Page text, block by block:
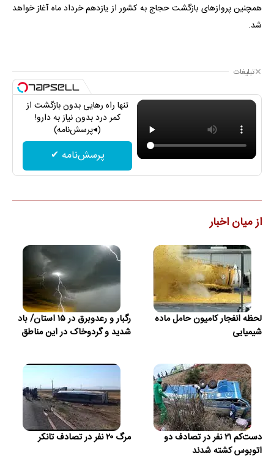
همچنین پروازهای بازگشت حجاج به کشور از یازدهم خرداد ماه آغاز خواهد
شد.
تبلیغات
تنها راه رهایی بدون بازگشت از
کمر درد بدون نیاز به دارو!
(◂پرسش‌نامه)
پرسش‌نامه ✔
از میان اخبار
لحظه انفجار کامیون حامل ماده
شیمیایی
رگبار و رعدوبرق در ۱۵ استان/ باد
شدید و گردوخاک در این مناطق
دست‌کم ۲۱ نفر در تصادف دو
اتوبوس کشته شدند
مرگ ۲۰ نفر در تصادف تانکر